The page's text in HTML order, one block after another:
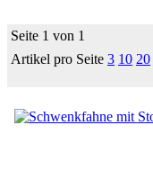
Seite 1 von 1
Artikel pro Seite 3 10 20